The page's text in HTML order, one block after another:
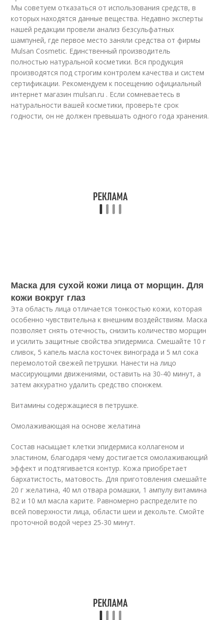
Мы советуем отказаться от использования средств, в
которых находятся данные вещества. Недавно эксперты
нашей редакции провели анализ безсульфатных
шампуней, где первое место заняли средства от фирмы
Mulsan Сosmetic. Единственный производитель
полностью натуральной косметики. Вся продукция
производятся под строгим контролем качества и систем
сертификации. Рекомендуем к посещению официальный
интернет магазин mulsan.ru . Если сомневаетесь в
натуральности вашей косметики, проверьте срок
годности, он не должен превышать одного года хранения.
Маска для сухой кожи лица от морщин. Для
кожи вокруг глаз
Эта область лица отличается тонкостью кожи, которая
особенно чувствительна к внешним воздействиям. Маска
позволяет снять отечность, снизить количество морщин
и усилить защитные свойства эпидермиса. Смешайте 10 г
сливок, 5 капель масла косточек винограда и 5 мл сока
перемолотой свежей петрушки. Нанести на лицо
массирующими движениями, оставить на 30-40 минут, а
затем аккуратно удалить средство спонжем.
Витамины содержащиеся в петрушке.
Омолаживающая на основе желатина
Состав насыщает клетки эпидермиса коллагеном и
эластином, благодаря чему достигается омолаживающий
эффект и подтягивается контур. Кожа приобретает
бархатистость, матовость. Для приготовления смешайте
20 г желатина, 40 мл отвара ромашки, 1 ампулу витамина
B2 и 10 мл масла карите. Равномерно распределите по
всей поверхности лица, области шеи и декольте. Смойте
проточной водой через 25-30 минут.